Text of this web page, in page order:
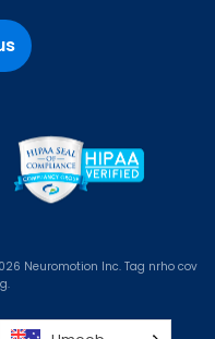
Neuromotion Inc. Tag nrho cov